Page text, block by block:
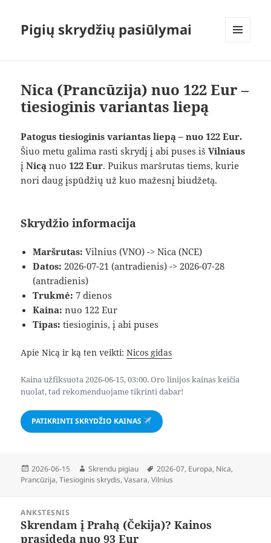
Pigių skrydžių pasiūlymai
Nica (Prancūzija) nuo 122 Eur –
tiesioginis variantas liepą
Patogus tiesioginis variantas liepą – nuo 122 Eur.
Šiuo metu galima rasti skrydį į abi puses išVilniaus
įNicą nuo122 Eur. Puikus maršrutas tiems, kurie
nori daug įspūdžių už kuo mažesnį biudžetą.
Skrydžio informacija
Maršrutas: Vilnius (VNO) -> Nica (NCE)
Datos: 2026-07-21 (antradienis) -> 2026-07-28
(antradienis)
Trukmė: 7 dienos
Kaina: nuo 122 Eur
Tipas: tiesioginis, į abi puses
Apie Nicą ir ką ten veikti:Nicos gidas
Kaina užfiksuota 2026-06-15, 03:00. Oro linijos kainas keičia
nuolat, tad rekomenduojame tikrinti dabar!
PATIKRINTI SKRYDŽIO KAINAS
Paskelbta
2026-06-15 Autorius
Skrendu pigiau Žymos
2026-07, Europa, Nica,
Prancūzija,Tiesioginis skrydis,Vasara,Vilnius
įrašų
ANKSTESNIS
Ankstesnis
įrašas:
Skrendam į Prahą (Čekija)? Kainos
prasideda nuo 93 Eur